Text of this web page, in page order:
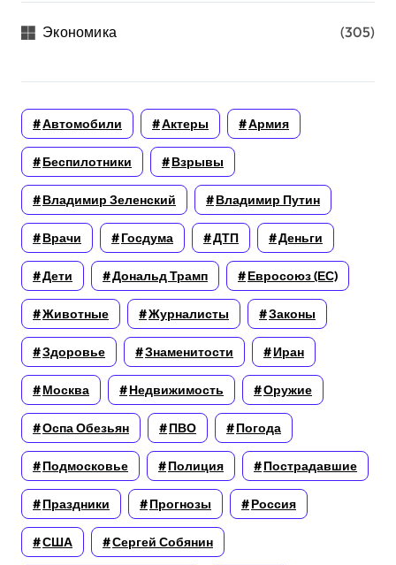
Экономика (305)
Автомобили Актеры Армия
Беспилотники Взрывы
Владимир Зеленский Владимир Путин
Врачи Госдума ДТП Деньги
Дети Дональд Трамп Евросоюз (ЕС)
Животные Журналисты Законы
Здоровье Знаменитости Иран
Москва Недвижимость Оружие
Оспа Обезьян ПВО Погода
Подмосковье Полиция Пострадавшие
Праздники Прогнозы Россия
США Сергей Собянин